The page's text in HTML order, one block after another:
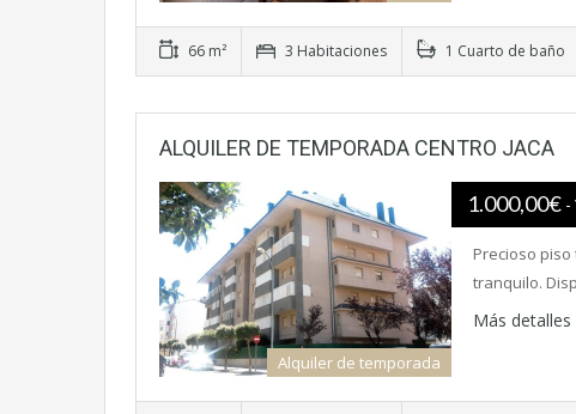
66 m² 3 Habitaciones 1 Cuarto de baño
ALQUILER DE TEMPORADA CENTRO JACA
Alquiler de temporada
1.000,00€ -
Precioso
tranquilo.
Más detalles